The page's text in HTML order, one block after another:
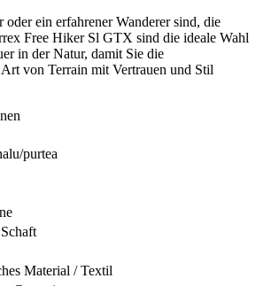
ein erfahrener Wanderer sind, die
Free Hiker Sl GTX sind die ideale Wahl
in der Natur, damit Sie die
von Terrain mit Vertrauen und Stil
purtea
Material / Textil